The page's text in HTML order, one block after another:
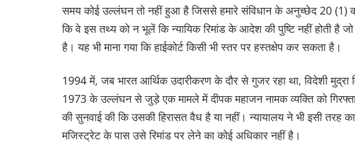
समय कोई उल्लंघन तो नहीं हुआ है जिससे हमारे संविधान के अनुच्छेद 20 (1) का
कि वे इस तथ्य को न भूलें कि न्यायिक रिमांड के आदेश की पुष्टि नहीं होती है जो
है। यह भी माना गया कि हाईकोर्ट किसी भी स्तर पर हस्तक्षेप कर सकता है।
1994 में, जब भारत आर्थिक उदारीकरण के दौर से गुजर रहा था, विदेशी
1973 के उल्लंघन से जुड़े एक मामले में दीपक महाजन नामक व्यक्ति को
की सुनवाई की कि उसकी हिरासत वैध है या नहीं। न्यायालय ने भी इसी तरह का
मजिस्ट्रेट के पास उसे रिमांड पर लेने का कोई अधिकार नहीं है।